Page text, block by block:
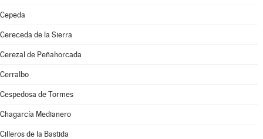
Cepeda
Cereceda de la Sierra
Cerezal de Peñahorcada
Cerralbo
Cespedosa de Tormes
Chagarcía Medianero
Cilleros de la Bastida